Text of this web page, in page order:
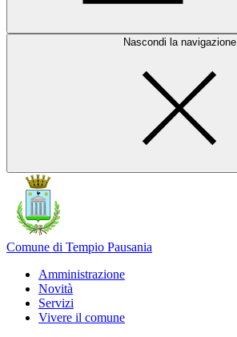
Nascondi la navigazione
Comune di Tempio Pausania
Amministrazione
Novità
Servizi
Vivere il comune